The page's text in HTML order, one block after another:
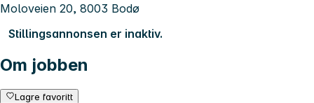
Moloveien 20, 8003 Bodø
Stillingsannonsen er inaktiv.
Om jobben
Lagre favoritt